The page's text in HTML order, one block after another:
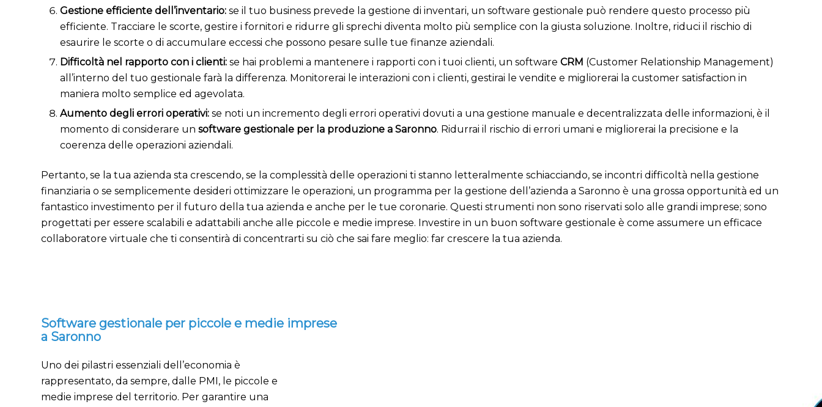
Gestione efficiente dell’inventario: se il tuo business prevede la gestione di inventari, un software gestionale può rendere questo processo più
efficiente. Tracciare le scorte, gestire i fornitori e ridurre gli sprechi diventa molto più semplice con la giusta soluzione. Inoltre, riduci il rischio di
esaurire le scorte o di accumulare eccessi che possono pesare sulle tue finanze aziendali.
Difficoltà nel rapporto con i clienti: se hai problemi a mantenere i rapporti con i tuoi clienti, un software CRM (Customer Relationship Management)
all’interno del tuo gestionale farà la differenza. Monitorerai le interazioni con i clienti, gestirai le vendite e migliorerai la customer satisfaction in
maniera molto semplice ed agevolata.
Aumento degli errori operativi: se noti un incremento degli errori operativi dovuti a una gestione manuale e decentralizzata delle informazioni, è il
momento di considerare un software gestionale per la produzione a Saronno. Ridurrai il rischio di errori umani e migliorerai la precisione e la
coerenza delle operazioni aziendali.
Pertanto, se la tua azienda sta crescendo, se la complessità delle operazioni ti stanno letteralmente schiacciando, se incontri difficoltà nella gestione
finanziaria o se semplicemente desideri ottimizzare le operazioni, un programma per la gestione dell’azienda a Saronno è una grossa opportunità ed un
fantastico investimento per il futuro della tua azienda e anche per le tue coronarie. Questi strumenti non sono riservati solo alle grandi imprese; sono
progettati per essere scalabili e adattabili anche alle piccole e medie imprese. Investire in un buon software gestionale è come assumere un efficace
collaboratore virtuale che ti consentirà di concentrarti su ciò che sai fare meglio: far crescere la tua azienda.
Software gestionale per piccole e medie imprese
a Saronno
Uno dei pilastri essenziali dell’economia è
rappresentato, da sempre, dalle PMI, le piccole e
medie imprese del territorio. Per garantire una